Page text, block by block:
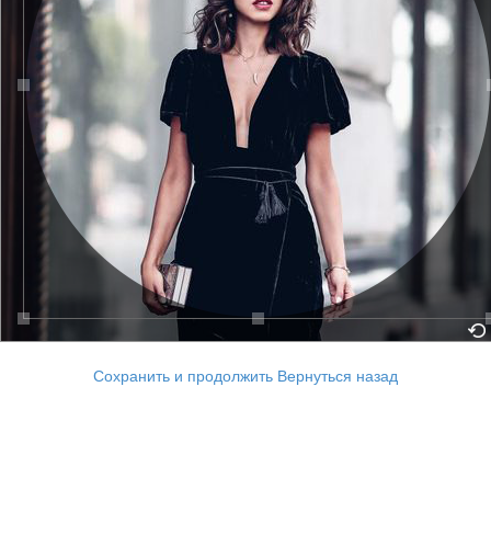
Сохранить и продолжить Вернуться назад